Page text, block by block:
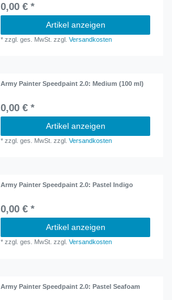
0,00 € *
Artikel anzeigen
*zzgl. ges. MwSt. zzgl.Versandkosten
Army Painter Speedpaint 2.0: Medium (100 ml)
0,00 € *
Artikel anzeigen
*zzgl. ges. MwSt. zzgl.Versandkosten
Army Painter Speedpaint 2.0: Pastel Indigo
0,00 € *
Artikel anzeigen
*zzgl. ges. MwSt. zzgl.Versandkosten
Army Painter Speedpaint 2.0: Pastel Seafoam